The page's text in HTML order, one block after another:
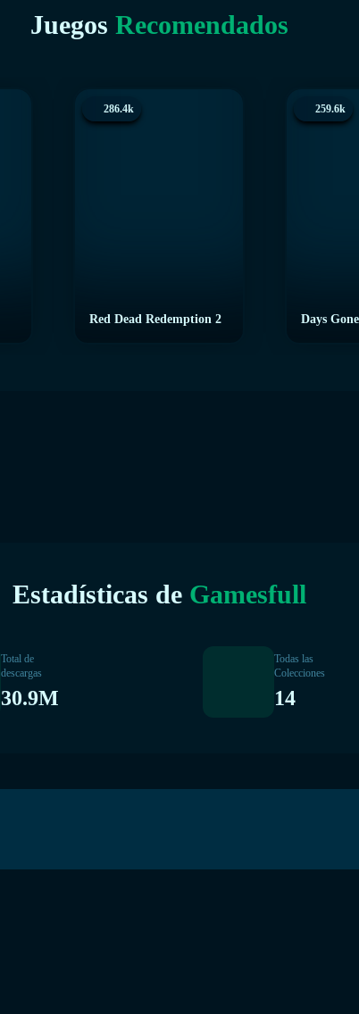
Juegos Recomendados
286.4k
Red Dead Redemption 2
259.6k
Days
Estadísticas de Gamesfull
Total de
descargas
30.9M
Todas las
Colecciones
14